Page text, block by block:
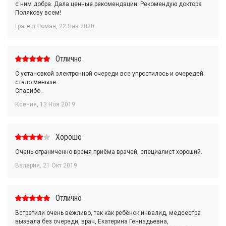
с ним добра. Дала ценные рекомендации. Рекомендую доктора
Полякову всем!
Грагерт Роман, 22 Янв 2020
Отлично
С установкой электронной очереди все упростилось и очередей
стало меньше.
Спасибо.
Ксения, 13 Ноя 2019
Хорошо
Очень ограниченно время приёма врачей, специалист хороший.
Валерия, 21 Окт 2019
Отлично
Встретили очень вежливо, так как ребёнок инвалид, медсестра
вызвала без очереди, врач, Екатерина Геннадьевна,